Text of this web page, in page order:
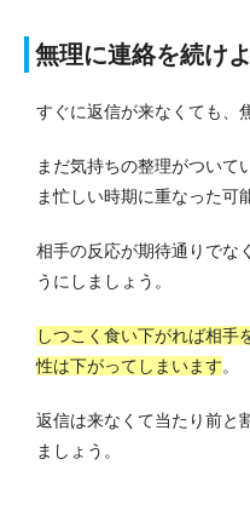
無理に連絡を続け
すぐに返信が来なくても、
まだ気持ちの整理がついて
ま忙しい時期に重なった可
相手の反応が期待通りでな
うにしましょう。
しつこく食い下がれば相手
性は下がってしまいます。
返信は来なくて当たり前と
ましょう。